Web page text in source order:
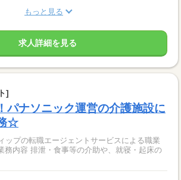
もっと見る
求人詳細を見る
]
パナソニック運営の介護施設に
☆
ップの転職エージェントサービスによる職業
務内容 排泄・食事等の介助や、就寝・起床の